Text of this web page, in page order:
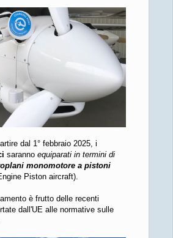
dal 1° febbraio 2025, i
saranno equiparati in termini di
monomotore a pistoni
Piston aircraft).
è frutto delle recenti
dall'UE alle normative sulle